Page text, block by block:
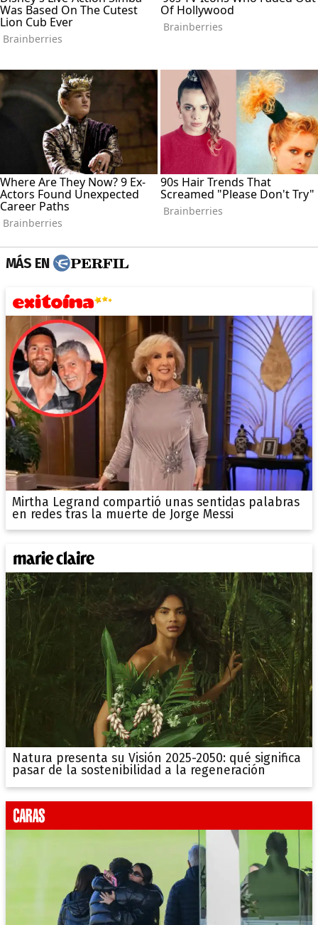
MÁS EN
Mirtha Legrand compartió unas sentidas palabras
en redes tras la muerte de Jorge Messi
Natura presenta su Visión 2025-2050: qué significa
pasar de la sostenibilidad a la regeneración